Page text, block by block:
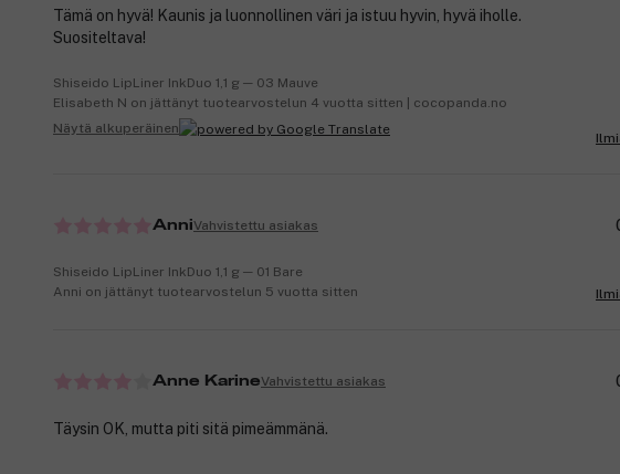
Tämä on hyvä! Kaunis ja luonnollinen väri ja istuu hyvin, hyvä iholle.
Suositeltava!
Shiseido LipLiner InkDuo 1,1 g ─ 03 Mauve
Elisabeth N on jättänyt tuotearvostelun 4 vuotta sitten | cocopanda.no
Näytä alkuperäinen
AnniVahvistettu asiakas
Shiseido LipLiner InkDuo 1,1 g ─ 01 Bare
Anni on jättänyt tuotearvostelun 5 vuotta sitten
Anne KarineVahvistettu asiakas
Täysin OK, mutta piti sitä pimeämmänä.